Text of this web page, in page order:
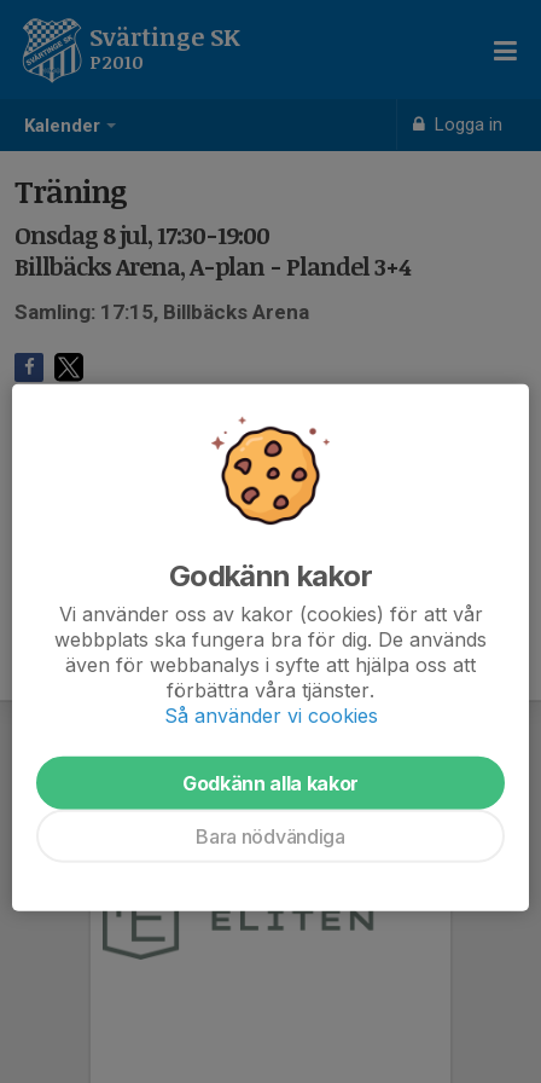
Kalender Logga in
Svärtinge SK
P2010
Träning
Onsdag 8 jul, 17:30-19:00
Billbäcks Arena, A-plan - Plandel 3+4
Samling: 17:15, Billbäcks Arena
Godkänn kakor
Vi använder oss av kakor (cookies) för att vår
webbplats ska fungera bra för dig. De används
även för webbanalys i syfte att hjälpa oss att
förbättra våra tjänster.
Så använder vi cookies
Godkänn alla kakor
Bara nödvändiga